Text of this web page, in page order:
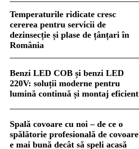
Temperaturile ridicate cresc
cererea pentru servicii de
dezinsecție și plase de țânțari în
România
Benzi LED COB și benzi LED
220V: soluții moderne pentru
lumină continuă și montaj eficient
Spală covoare cu noi – de ce o
spălătorie profesională de covoare
e mai bună decât să speli acasă